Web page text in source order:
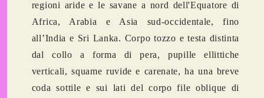
regioni aride e le savane a nord dell'Equatore di
Africa, Arabia e Asia sud-occidentale, fino
all’India e Sri Lanka. Corpo tozzo e testa distinta
dal collo a forma di pera, pupille ellittiche
verticali, squame ruvide e carenate, ha una breve
coda sottile e sui lati del corpo file oblique di